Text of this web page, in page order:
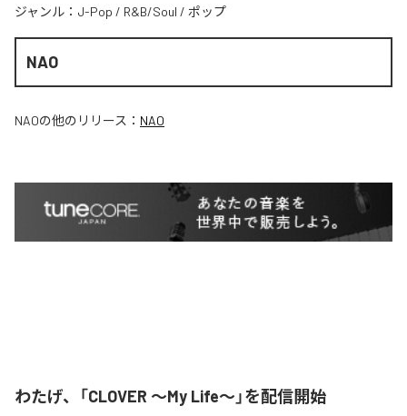
ジャンル： J-Pop / R&B/Soul / ポップ
NAO
NAOの他のリリース： NAO
わたげ、「CLOVER ～My Life～」を配信開始